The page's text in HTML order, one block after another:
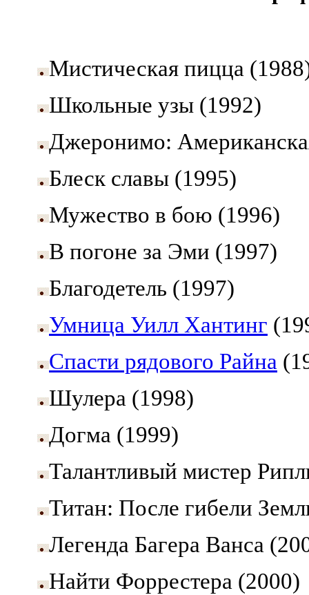
Мистическая пицца
Школьные узы (1992)
Джеронимо:
Блеск славы (1995)
Мужество в бою (1996)
В погоне за Эми (1997)
Благодетель (1997)
Умница Уилл Хантинг
Спасти рядового Райна
Шулера (1998)
Догма (1999)
Талантливый мистер
Титан: После гибели
Легенда Багера Ванса
Найти Форрестера (2000)